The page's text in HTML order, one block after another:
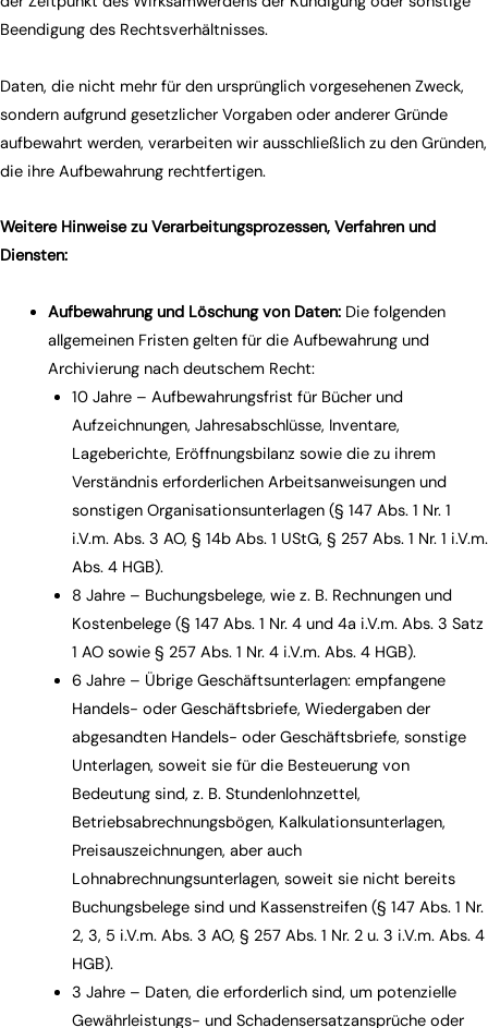
Beendigung des Rechtsverhältnisses.
Daten, die nicht mehr für den ursprünglich vorgesehenen Zweck,
sondern aufgrund gesetzlicher Vorgaben oder anderer Gründe
aufbewahrt werden, verarbeiten wir ausschließlich zu den Gründen,
die ihre Aufbewahrung rechtfertigen.
Weitere Hinweise zu Verarbeitungsprozessen, Verfahren und
Diensten:
Aufbewahrung und Löschung von Daten: Die folgenden
allgemeinen Fristen gelten für die Aufbewahrung und
Archivierung nach deutschem Recht:
10 Jahre – Aufbewahrungsfrist für Bücher und
Aufzeichnungen, Jahresabschlüsse, Inventare,
Lageberichte, Eröffnungsbilanz sowie die zu ihrem
Verständnis erforderlichen Arbeitsanweisungen und
sonstigen Organisationsunterlagen (§ 147 Abs. 1 Nr. 1
i.V.m. Abs. 3 AO, § 14b Abs. 1 UStG, § 257 Abs. 1 Nr. 1 i.V.m.
Abs. 4 HGB).
8 Jahre – Buchungsbelege, wie z. B. Rechnungen und
Kostenbelege (§ 147 Abs. 1 Nr. 4 und 4a i.V.m. Abs. 3 Satz
1 AO sowie § 257 Abs. 1 Nr. 4 i.V.m. Abs. 4 HGB).
6 Jahre – Übrige Geschäftsunterlagen: empfangene
Handels- oder Geschäftsbriefe, Wiedergaben der
abgesandten Handels- oder Geschäftsbriefe, sonstige
Unterlagen, soweit sie für die Besteuerung von
Bedeutung sind, z. B. Stundenlohnzettel,
Betriebsabrechnungsbögen, Kalkulationsunterlagen,
Preisauszeichnungen, aber auch
Lohnabrechnungsunterlagen, soweit sie nicht bereits
Buchungsbelege sind und Kassenstreifen (§ 147 Abs. 1 Nr.
2, 3, 5 i.V.m. Abs. 3 AO, § 257 Abs. 1 Nr. 2 u. 3 i.V.m. Abs. 4
HGB).
3 Jahre – Daten, die erforderlich sind, um potenzielle
Gewährleistungs- und Schadensersatzansprüche oder